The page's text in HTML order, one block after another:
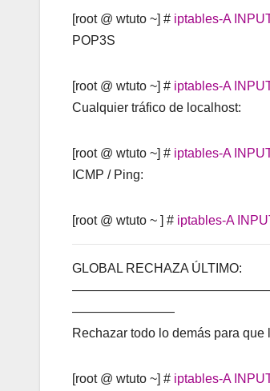
[root @ wtuto ~] # iptables-A
POP3S
[root @ wtuto ~] # iptables-A
Cualquier tráfico de localhost:
[root @ wtuto ~] # iptables-A
ICMP / Ping:
[root @ wtuto ~ ] # iptables-A
GLOBAL RECHAZA ÚLTIMO:
————————
Rechazar todo lo demás para
[root @ wtuto ~] # iptables-A